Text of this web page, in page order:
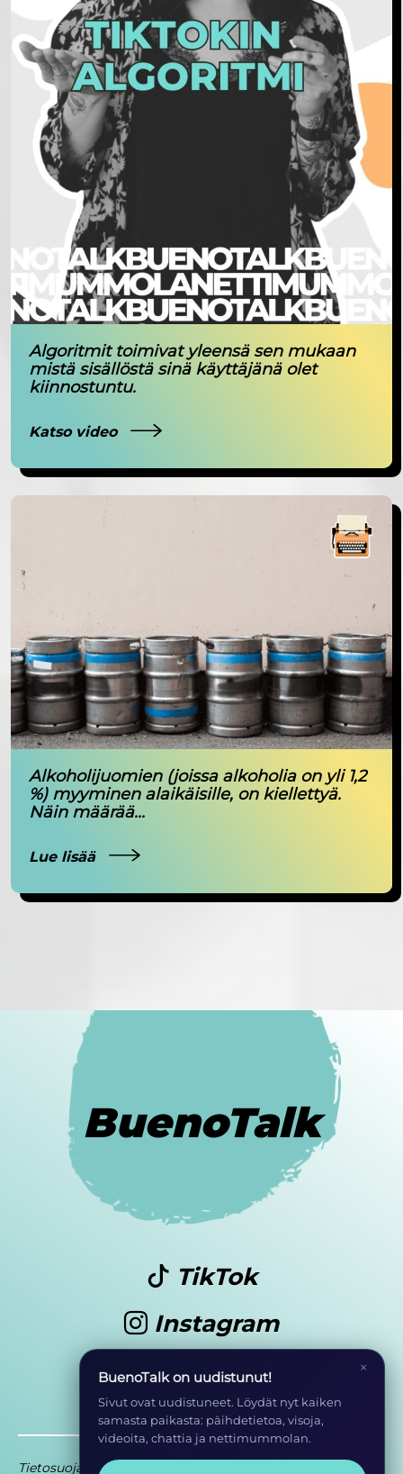
Algoritmit toimivat yleensä sen mukaan
mistä sisällöstä sinä käyttäjänä olet
kiinnostuntu.
Katso video
Alkoholijuomien (joissa alkoholia on yli 1,2
%) myyminen alaikäisille, on kiellettyä.
Näin määrää...
Lue lisää
BuenoTalk
TikTok
Instagram
Youtube
Tietosuoja
×
BuenoTalk on uudistunut!
Sivut ovat uudistuneet. Löydät nyt kaiken
samasta paikasta: päihdetietoa, visoja,
videoita, chattia ja nettimummolan.